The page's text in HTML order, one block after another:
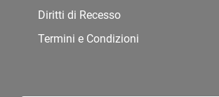
Diritti di Recesso
Termini e Condizioni